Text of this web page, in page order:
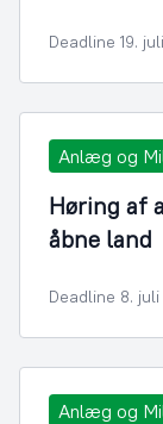
Deadline 19.
Anlæg og
Høring af
åbne land
Deadline 8.
Anlæg og